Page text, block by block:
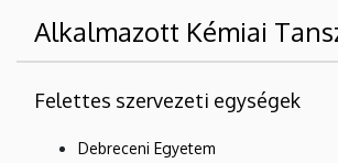
Alkalmazott Kémiai
Felettes szervezeti egységek
Debreceni Egyetem